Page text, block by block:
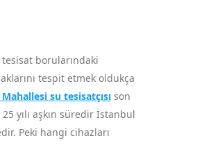
borularındaki
tespit etmek oldukça
su tesisatçısı son
yılı aşkın süredir İstanbul
Peki hangi cihazları